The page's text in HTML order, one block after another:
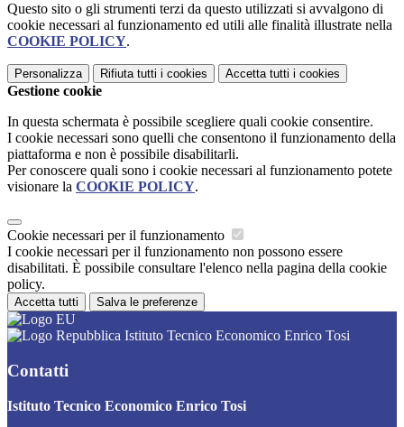
Questo sito o gli strumenti terzi da questo utilizzati si avvalgono di
cookie necessari al funzionamento ed utili alle finalità illustrate nella
COOKIE POLICY.
Personalizza Rifiuta tutti i cookies Accetta tutti i cookies
Gestione cookie
In questa schermata è possibile scegliere quali cookie consentire.
I cookie necessari sono quelli che consentono il funzionamento della
piattaforma e non è possibile disabilitarli.
Per conoscere quali sono i cookie necessari al funzionamento potete
visionare la COOKIE POLICY.
Cookie necessari per il funzionamento
I cookie necessari per il funzionamento non possono essere
disabilitati. È possibile consultare l'elenco nella pagina della cookie
policy.
Accetta tutti Salva le preferenze
Istituto Tecnico Economico Enrico Tosi
Contatti
Istituto Tecnico Economico Enrico Tosi